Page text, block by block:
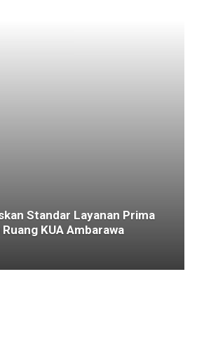
Standar Layanan Prima
KUA Ambarawa